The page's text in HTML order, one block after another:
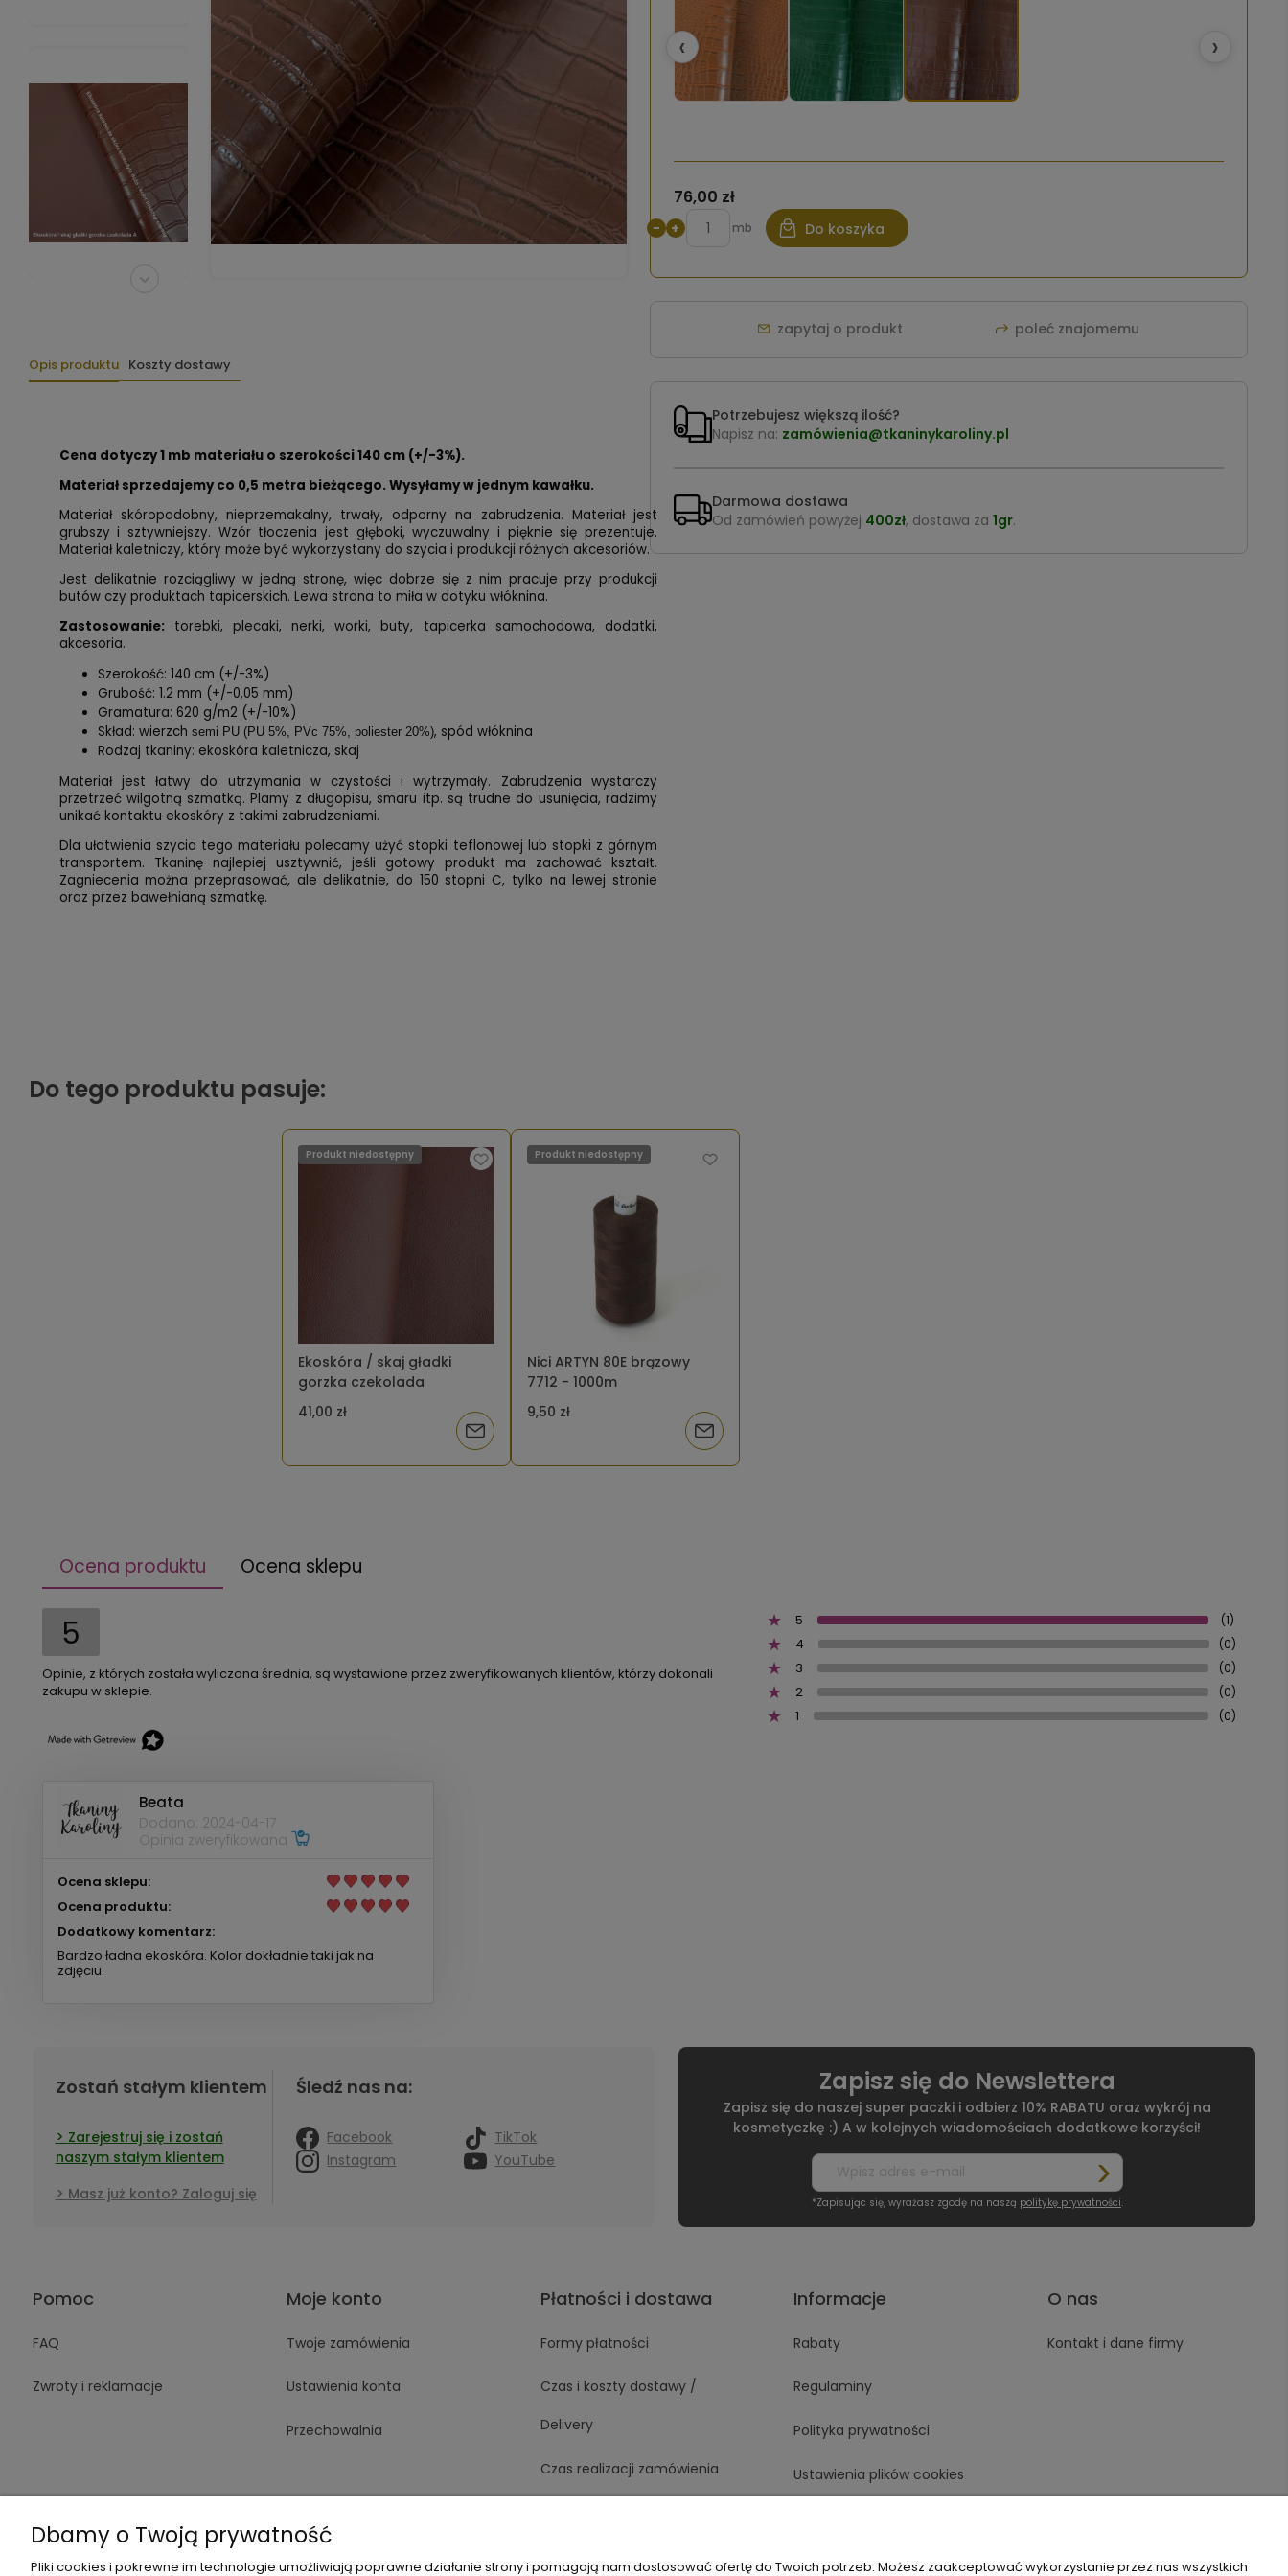
Opis produktu Koszty dostawy
Cena dotyczy 1 mb materiału o szerokości 140 cm (+/-3%).
Materiał sprzedajemy co 0,5 metra bieżącego. Wysyłamy w jednym kawałku.
Materiał skóropodobny, nieprzemakalny, trwały, odporny na zabrudzenia. Materiał jest
grubszy i sztywniejszy. Wzór tłoczenia jest głęboki, wyczuwalny i pięknie się prezentuje.
Materiał kaletniczy, który może być wykorzystany do szycia i produkcji różnych akcesoriów.
Jest delikatnie rozciągliwy w jedną stronę, więc dobrze się z nim pracuje przy produkcji
butów czy produktach tapicerskich. Lewa strona to miła w dotyku włóknina.
Zastosowanie: torebki, plecaki, nerki, worki, buty, tapicerka samochodowa, dodatki,
akcesoria.
Szerokość: 140 cm (+/-3%)
Grubość: 1.2 mm (+/-0,05 mm)
Gramatura: 620 g/m2 (+/-10%)
Skład: wierzch semi PU (PU 5%, PVc 75%, poliester 20%), spód włóknina
Rodzaj tkaniny: ekoskóra kaletnicza, skaj
Materiał jest łatwy do utrzymania w czystości i wytrzymały. Zabrudzenia wystarczy
przetrzeć wilgotną szmatką. Plamy z długopisu, smaru itp. są trudne do usunięcia, radzimy
unikać kontaktu ekoskóry z takimi zabrudzeniami.
Dla ułatwienia szycia tego materiału polecamy użyć stopki teflonowej lub stopki z górnym
transportem. Tkaninę najlepiej usztywnić, jeśli gotowy produkt ma zachować kształt.
Zagniecenia można przeprasować, ale delikatnie, do 150 stopni C, tylko na lewej stronie
oraz przez bawełnianą szmatkę.
‹ ›
76,00 zł
− + mb Do koszyka
zapytaj o produkt poleć znajomemu
Potrzebujesz większą ilość?
Napisz na: zamówienia@tkaninykaroliny.pl
Darmowa dostawa
Od zamówień powyżej 400zł, dostawa za 1gr.
Do tego produktu pasuje:
Ekoskóra / skaj gładki
gorzka czekolada
41,00 zł
Produkt niedostępny
Powiadom
o
Nici ARTYN 80E brązowy
7712 - 1000m
9,50 zł
Produkt niedostępny
Powiadom
o
Ocena produktu Ocena sklepu
5
Opinie, z których została wyliczona średnia, są wystawione przez zweryfikowanych klientów, którzy dokonali
zakupu w sklepie.
5 (1)
4 (0)
3 (0)
2 (0)
1 (0)
Beata
Dodano: 2024-04-17
Opinia zweryfikowana
Ocena sklepu:
Ocena produktu:
Dodatkowy komentarz:
Bardzo ładna ekoskóra. Kolor dokładnie taki jak na
zdjęciu.
Zostań stałym klientem
Zarejestruj się i zostań
naszym stałym klientem
Masz już konto? Zaloguj się
Śledź nas na:
Facebook
TikTok
Instagram
YouTube
Zapisz się do Newslettera
Zapisz się do naszej super paczki i odbierz 10% RABATU oraz wykrój na
kosmetyczkę :) A w kolejnych wiadomościach dodatkowe korzyści!
*Zapisując się, wyrażasz zgodę na naszą politykę prywatności.
Pomoc
FAQ
Zwroty i reklamacje
Moje konto
Twoje zamówienia
Ustawienia konta
Przechowalnia
Płatności i dostawa
Formy płatności
Czas i koszty dostawy /
Delivery
Czas realizacji zamówienia
Informacje
Rabaty
Regulaminy
Polityka prywatności
Ustawienia plików cookies
O nas
Kontakt i dane firmy
Dbamy o Twoją prywatność
Pliki cookies i pokrewne im technologie umożliwiają poprawne działanie strony i pomagają nam dostosować ofertę do Twoich potrzeb. Możesz zaakceptować wykorzystanie przez nas wszystkich